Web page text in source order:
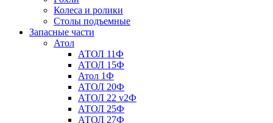
Колеса и ролики
Столы подъемные
Запасные части
Атол
АТОЛ 11Ф
АТОЛ 15Ф
Атол 1Ф
АТОЛ 20Ф
АТОЛ 22 v2Ф
АТОЛ 25Ф
АТОЛ 27Ф